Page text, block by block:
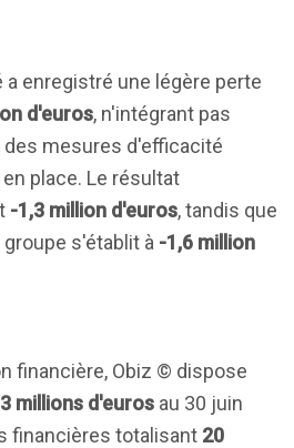
a enregistré une légère perte
d'euros, n'intégrant pas
mesures d'efficacité
place. Le résultat
-1,3 million d'euros, tandis que
s'établit à -1,6 million
financière, Obiz © dispose
millions d'euros au 30 juin
financières totalisant 20